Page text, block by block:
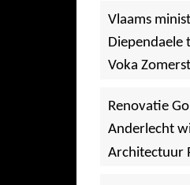
Vlaams
Voka
Renovatie
Anderlecht
Architectuur